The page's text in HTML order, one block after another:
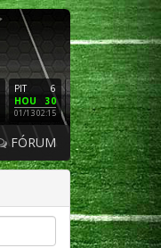
6
PIT
30
HOU
01/13 02:15
16
NE
3
LAC
01/12 02:00
PHI
SF
01/11
FÓRUM